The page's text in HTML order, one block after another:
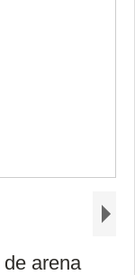
arena